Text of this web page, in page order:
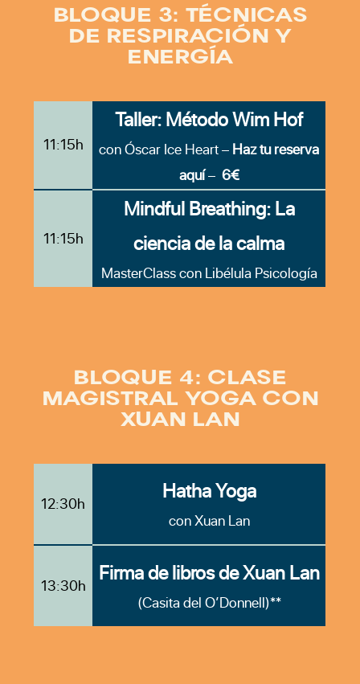
BLOQUE 3: TÉCNICAS
DE RESPIRACIÓN Y
ENERGÍA
11:15h
Taller: Método Wim Hof
con Óscar Ice Heart – Haz tu reserva
aquí– 6€
11:15h
Mindful Breathing: La
ciencia de la calma
MasterClass con Libélula Psicología
BLOQUE 4: CLASE
MAGISTRAL YOGA CON
XUAN LAN
12:30h Hatha Yoga
con Xuan Lan
13:30h Firma de libros de Xuan Lan
(Casita del O’Donnell)**